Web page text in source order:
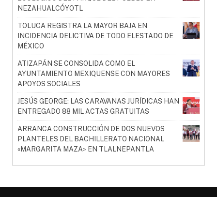
NEZAHUALCÓYOTL
TOLUCA REGISTRA LA MAYOR BAJA EN
INCIDENCIA DELICTIVA DE TODO ELESTADO DE
MÉXICO
ATIZAPÁN SE CONSOLIDA COMO EL
AYUNTAMIENTO MEXIQUENSE CON MAYORES
APOYOS SOCIALES
JESÚS GEORGE: LAS CARAVANAS JURÍDICAS HAN
ENTREGADO 88 MIL ACTAS GRATUITAS
ARRANCA CONSTRUCCIÓN DE DOS NUEVOS
PLANTELES DEL BACHILLERATO NACIONAL
«MARGARITA MAZA» EN TLALNEPANTLA